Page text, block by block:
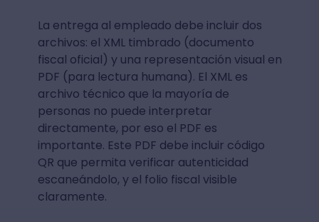
La entrega al empleado debe incluir dos
archivos: el XML timbrado (documento
fiscal oficial) y una representación visual en
PDF (para lectura humana). El XML es
archivo técnico que la mayoría de
personas no puede interpretar
directamente, por eso el PDF es
importante. Este PDF debe incluir código
QR que permita verificar autenticidad
escaneándolo, y el folio fiscal visible
claramente.